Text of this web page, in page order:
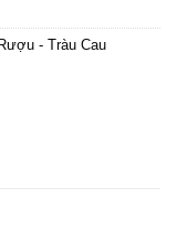
- Tràu Cau